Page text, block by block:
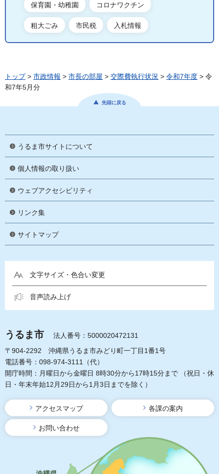
保育園・幼稚園 コロナワクチン
粗大ごみ 市民税 入札情報
トップ> 市政情報 > 市長の部屋 > 交際費執行状況 > 令和7年度 > 令
和7年5月分
先頭に戻る
うるま市サイトについて
個人情報の取り扱い
ウェブアクセシビリティ
リンク集
サイトマップ
文字サイズ・色合い変更
音声読み上げ
うるま市
法人番号：5000020472131
〒904-2292 沖縄県うるま市みどり町一丁目1番1号
電話番号：098-974-3111（代）
開庁時間：月曜日から金曜日 8時30分から17時15分まで
（祝日・休
日・年末年始12月29日から1月3日までを除く）
アクセスマップ 各課の案内
お問い合わせ